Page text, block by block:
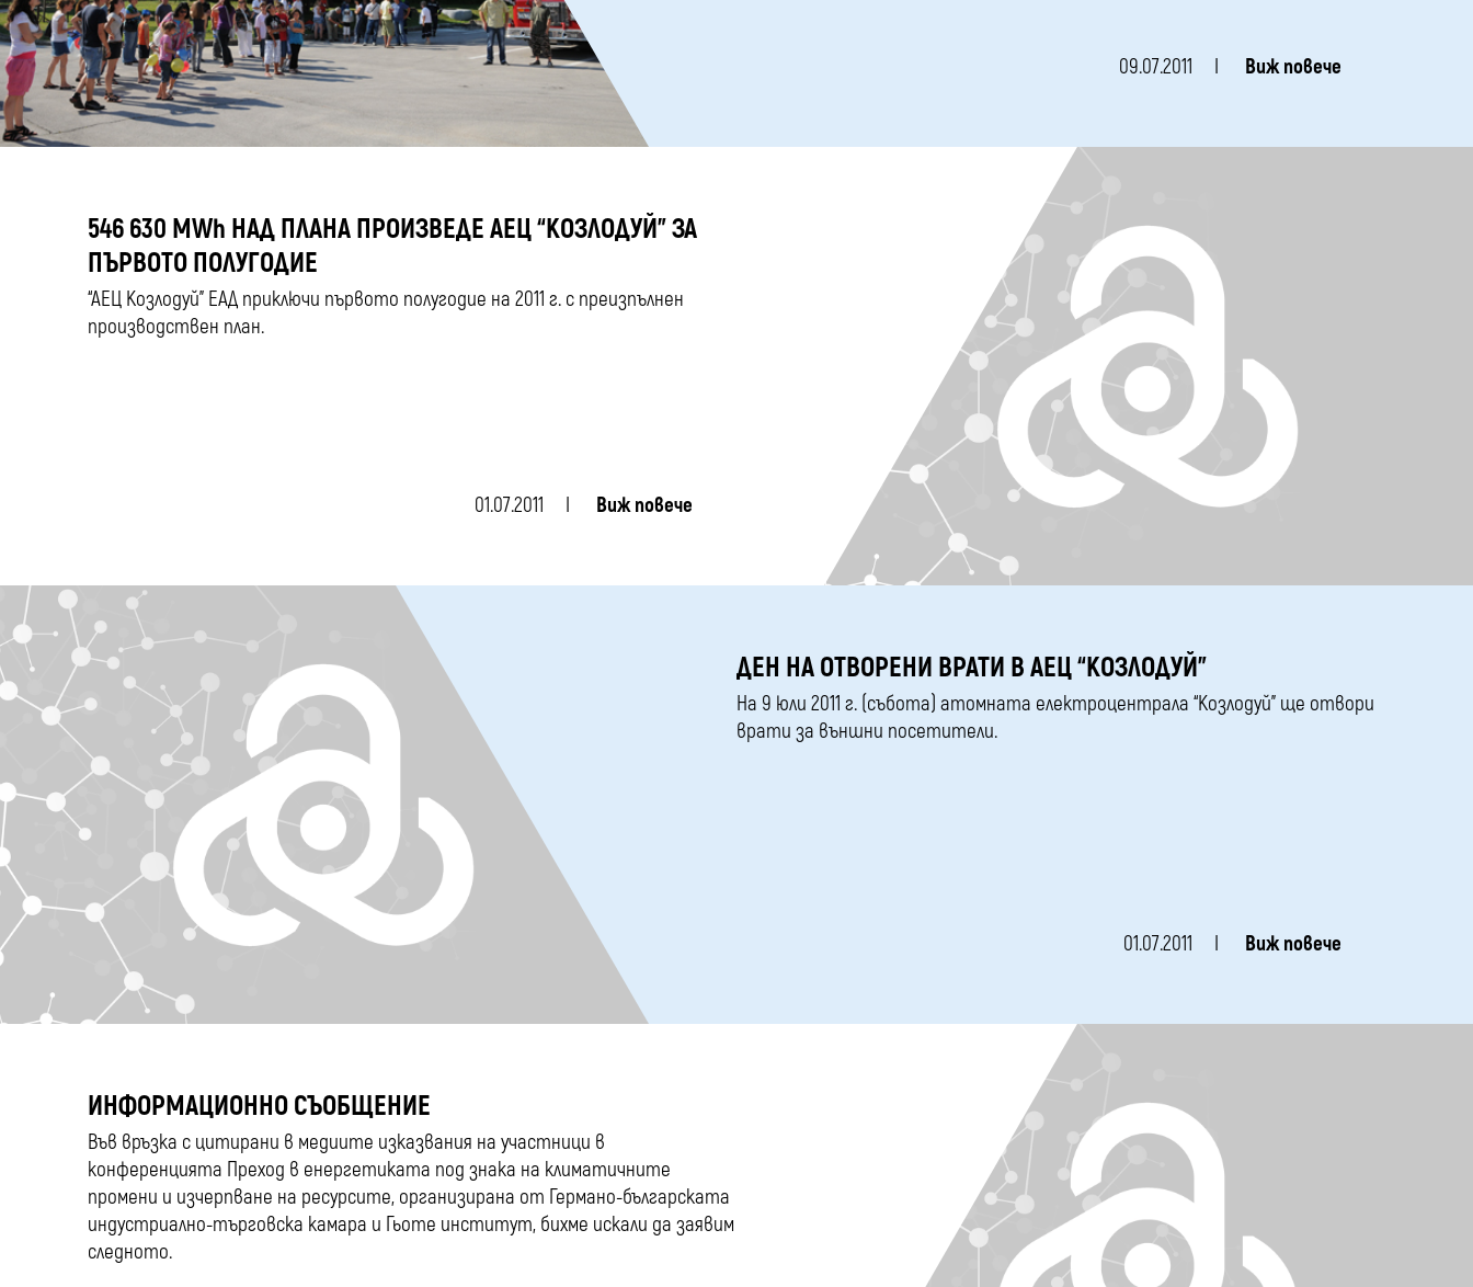
09.07.2011 Виж повече
546 630 MWh НАД ПЛАНА ПРОИЗВЕДЕ АЕЦ “КОЗЛОДУЙ” ЗА
ПЪРВОТО ПОЛУГОДИЕ
“АЕЦ Козлодуй” ЕАД приключи първото полугодие на 2011 г. с преизпълнен
производствен план.
01.07.2011 Виж повече
ДЕН НА ОТВОРЕНИ ВРАТИ В АЕЦ “КОЗЛОДУЙ”
На 9 юли 2011 г. (събота) атомната електроцентрала “Козлодуй” ще отвори
врати за външни посетители.
01.07.2011 Виж повече
ИНФОРМАЦИОННО СЪОБЩЕНИЕ
Във връзка с цитирани в медиите изказвания на участници в
конференцията Преход в енергетиката под знака на климатичните
промени и изчерпване на ресурсите, организирана от Германо-българската
индустриално-търговска камара и Гьоте институт, бихме искали да заявим
следното.